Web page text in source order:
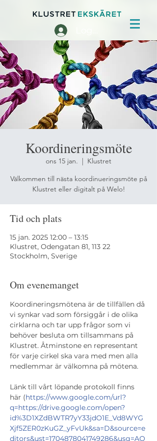
Koordineringsmöte
ons 15 jan.
  |
Klustret
Välkommen till nästa koordinueringsmöte på
Klustret eller digitalt på Welo!
Tid och plats
15 jan. 2025 12:00 – 13:15
Klustret, Odengatan 81, 113 22
Stockholm, Sverige
Om evenemanget
Koordineringsmötena är de tillfällen då
vi synkar vad som försiggår i de olika
cirklarna och tar upp frågor som vi
behöver besluta om tillsammans på
Klustret. Åtminstone en representant
för varje cirkel ska vara med men alla
medlemmar är välkomna på mötena.
Länk till vårt löpande protokoll finns
här (https://www.google.com/url?
q=https://drive.google.com/open?
id%3D1XZdBWTR7yY33jdO1E_Vd8WYG
Xjf5ZER0zKuGZ_yFvUk&sa=D&source=e
ditors&ust=1704878041749286&usg=AO